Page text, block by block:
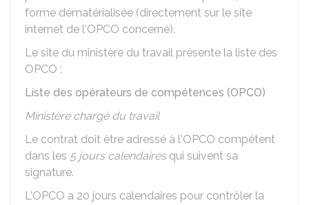
forme dématérialisée (directement sur le site
internet de l'OPCO concerné).
Le site du ministère du travail présente la liste des
OPCO :
Liste des opérateurs de compétences (OPCO)
Ministère chargé du travail
Le contrat doit être adressé à l'OPCO compétent
dans les 5 jours calendairesqui suivent sa
signature.
L'OPCO a 20 jours calendaires pour contrôler la